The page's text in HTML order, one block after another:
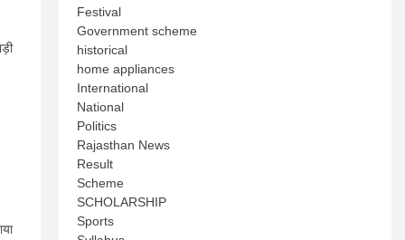
Festival
Government scheme
historical
home appliances
International
National
Politics
Rajasthan News
Result
Scheme
SCHOLARSHIP
Sports